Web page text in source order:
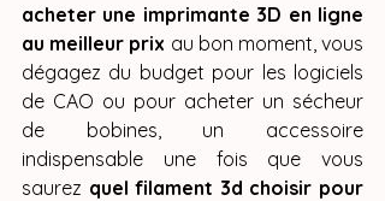
acheter une imprimante 3D en ligne
au meilleur prix au bon moment, vous
dégagez du budget pour les logiciels
de CAO ou pour acheter un sécheur
de bobines, un accessoire
indispensable une fois que vous
saurez quel filament 3d choisir pour